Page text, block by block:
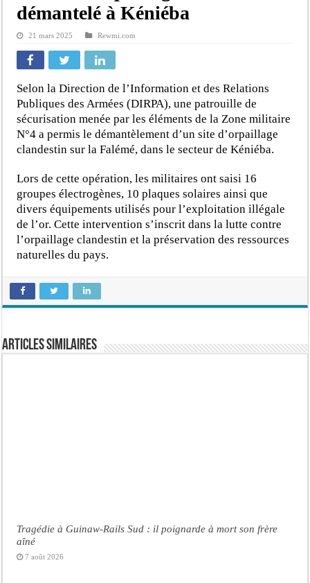
démantelé à Kéniéba
21 mars 2025 Rewmi.com
Selon la Direction de l’Information et des Relations
Publiques des Armées (DIRPA), une patrouille de
sécurisation menée par les éléments de la Zone militaire
N°4 a permis le démantèlement d’un site d’orpaillage
clandestin sur la Falémé, dans le secteur de Kéniéba.
Lors de cette opération, les militaires ont saisi 16
groupes électrogènes, 10 plaques solaires ainsi que
divers équipements utilisés pour l’exploitation illégale
de l’or. Cette intervention s’inscrit dans la lutte contre
l’orpaillage clandestin et la préservation des ressources
naturelles du pays.
Articles similaires
Tragédie à Guinaw-Rails Sud : il poignarde à mort son frère
aîné
7 août 2026